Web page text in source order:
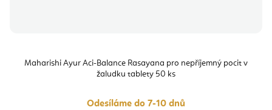
Maharishi Ayur Aci-Balance Rasayana pro nepříjemný pocit v
žaludku tablety 50 ks
Odesíláme do 7-10 dnů